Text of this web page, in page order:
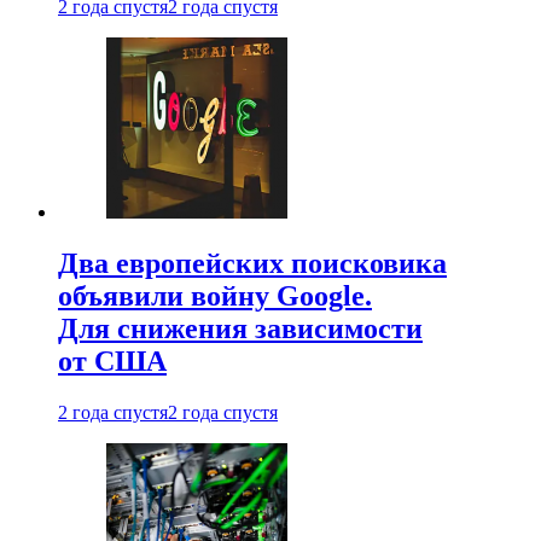
2 года спустя2 года спустя
Два европейских поисковика
объявили войну Google.
Для снижения зависимости
от США
2 года спустя2 года спустя